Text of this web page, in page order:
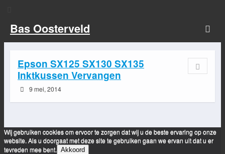
Bas Oosterveld
Epson SX125 SX130 SX135
Inktkussen Vervangen
9 mei, 2014
Wij gebruiken cookies om ervoor te zorgen dat wij u de beste ervaring op onze
website. Als u doorgaat met deze site te gebruiken gaan we ervan uit dat u er
tevreden mee bent. Akkoord